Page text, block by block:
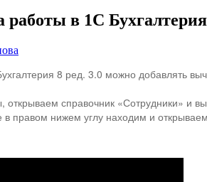
в 1С
8 ред. 3.0 можно добавлять
открываем справочник «Сотрудники» и
в правом нижем углу находим и